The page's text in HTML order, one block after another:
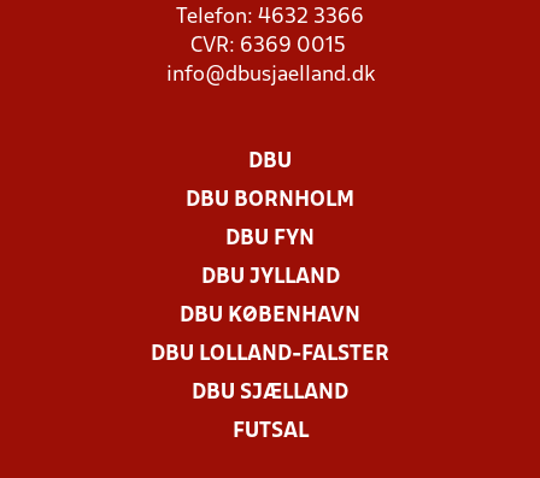
Telefon: 4632 3366
CVR: 6369 0015
info@dbusjaelland.dk
DBU
DBU BORNHOLM
DBU FYN
DBU JYLLAND
DBU KØBENHAVN
DBU LOLLAND-FALSTER
DBU SJÆLLAND
FUTSAL